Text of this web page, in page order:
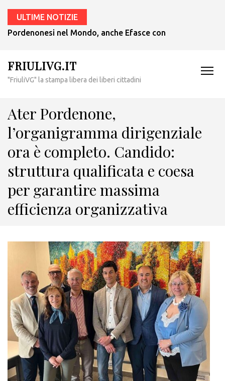
ULTIME NOTIZIE
Pordenonesi nel Mondo, anche Efasce con il presidente
FRIULIVG.IT
"FriuliVG" la stampa libera dei liberi cittadini
Ater Pordenone,
l’organigramma dirigenziale
ora è completo. Candido:
struttura qualificata e coesa
per garantire massima
efficienza organizzativa